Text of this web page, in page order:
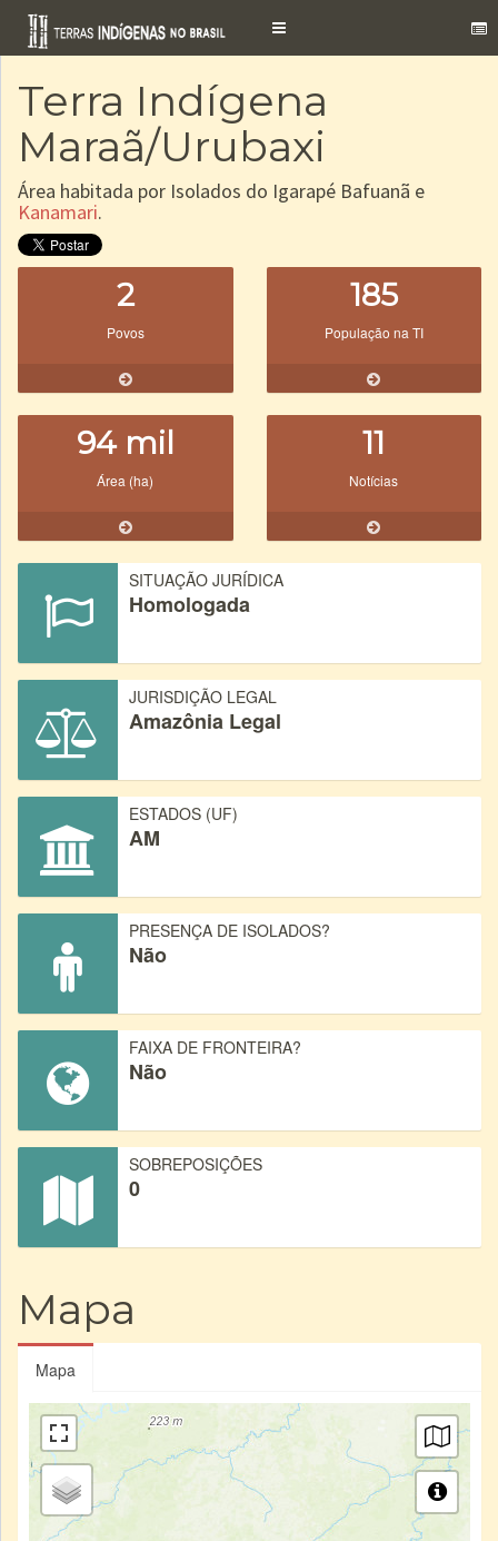
Toggle
Terra Indígena
Maraã/Urubaxi
Área habitada por Isolados do Igarapé Bafuanã e
Kanamari.
2
Povos
185
População na TI
94 mil
Área (ha)
11
Notícias
SITUAÇÃO JURÍDICA
Homologada
JURISDIÇÃO LEGAL
Amazônia Legal
ESTADOS (UF)
AM
PRESENÇA DE ISOLADOS?
Não
FAIXA DE FRONTEIRA?
Não
SOBREPOSIÇÕES
0
Mapa
Mapa